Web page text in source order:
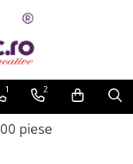
1 2
piese